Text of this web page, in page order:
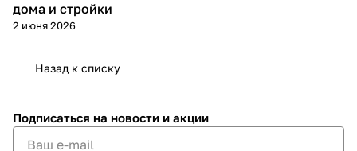
дома и стройки
2 июня 2026
Назад к списку
Подписаться на новости и акции